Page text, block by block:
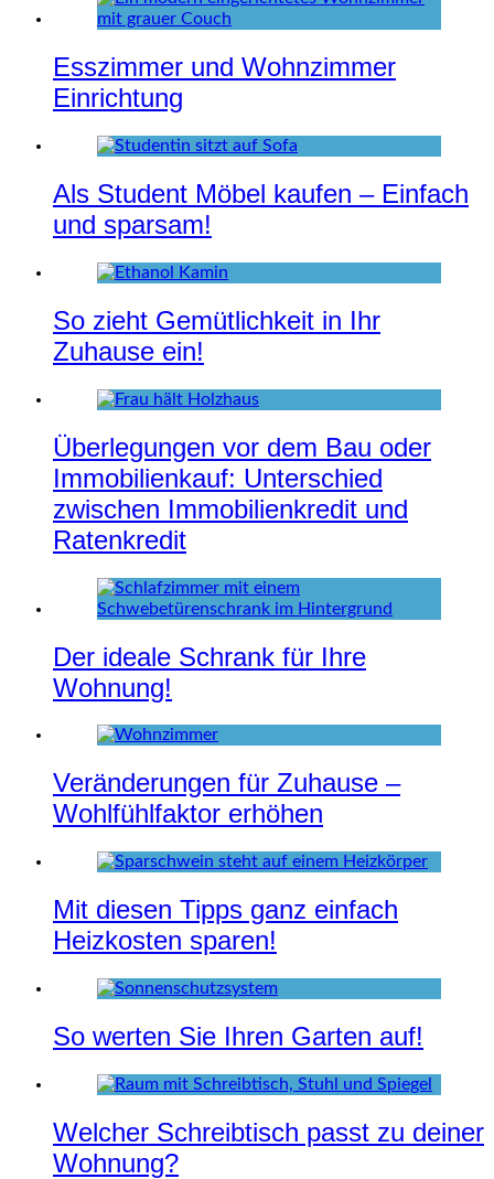
Esszimmer und Wohnzimmer
Einrichtung
Als Student Möbel kaufen – Einfach
und sparsam!
So zieht Gemütlichkeit in Ihr
Zuhause ein!
Überlegungen vor dem Bau oder
Immobilienkauf: Unterschied
zwischen Immobilienkredit und
Ratenkredit
Der ideale Schrank für Ihre
Wohnung!
Veränderungen für Zuhause –
Wohlfühlfaktor erhöhen
Mit diesen Tipps ganz einfach
Heizkosten sparen!
So werten Sie Ihren Garten auf!
Welcher Schreibtisch passt zu deiner
Wohnung?